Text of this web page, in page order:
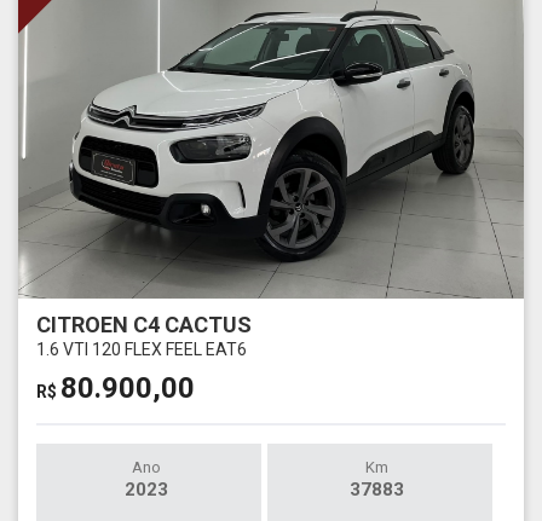
CITROEN C4 CACTUS
1.6 VTI 120 FLEX FEEL EAT6
R$ 80.900,00
Ano
2023
Km
37883